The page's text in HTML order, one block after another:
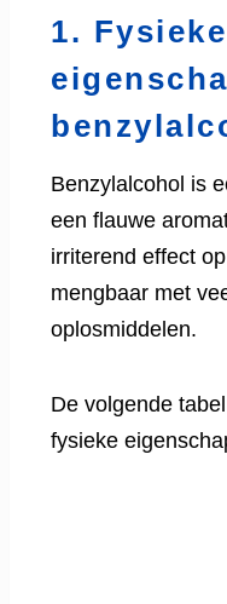
1. Fysieke
Benzylalcohol is
een flauwe
irriterend effect
mengbaar met
oplosmiddelen.
De volgende
fysieke